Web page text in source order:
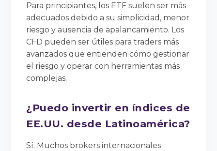
Para principiantes, los ETF suelen ser más
adecuados debido a su simplicidad, menor
riesgo y ausencia de apalancamiento. Los
CFD pueden ser útiles para traders más
avanzados que entienden cómo gestionar
el riesgo y operar con herramientas más
complejas.
¿Puedo invertir en índices de
EE.UU. desde Latinoamérica?
Sí. Muchos brokers internacionales